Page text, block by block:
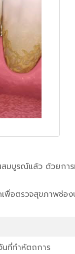
มบูรณ์แล้ว ด้วยกา
พื่อตรวจสุขภาพช่อง
นที่ทำหัตถการ